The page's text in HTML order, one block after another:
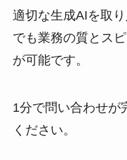
適切な生成AIを取
でも業務の質とス
が可能です。
1分で問い合わせが
ください。